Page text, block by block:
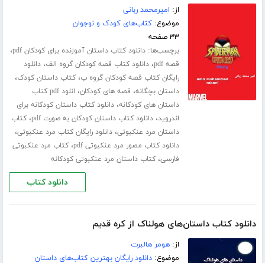
از: امیرمحمد ربانی
موضوع:کتاب‌های کودک و نوجوان
۳۳ صفحه
برچسب‌ها:دانلود کتاب داستان آموزنده برای کودکان pdf ،
قصه pdf ،دانلود کتاب قصه کودکان گروه الف،دانلود
رایگان کتاب قصه کودکان گروه ب،کتاب داستان کودک،
داستان بچگانه، قصه های کودکان،
انلود pdf کتاب
داستان های کودکانه،دانلود کتاب داستان کودکانه برای
اندروید،دانلود کتاب داستان کودکان به صورت pdf ،کتاب
داستان مرد عنکبوتی،دانلود رایگان کتاب مرد عنکبوتی،
دانلود کتاب مصور مرد عنکبوتی pdf ،کتاب مرد عنکبوتی
فارسی،کتاب داستان مرد عنکبوتی کودکانه
دانلود کتاب
دانلود کتاب داستان‌های هولناک از کره قدیم
از:هومر هالبرت
موضوع:دانلود رایگان بهترین کتاب‌های داستان